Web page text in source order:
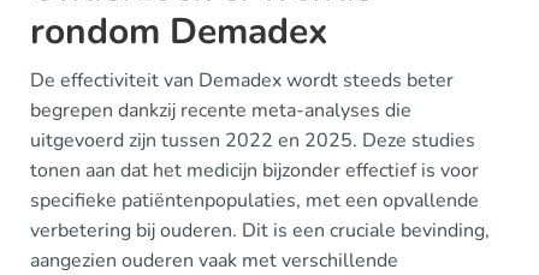
rondom Demadex
De effectiviteit van Demadex wordt steeds beter
begrepen dankzij recente meta-analyses die
uitgevoerd zijn tussen 2022 en 2025. Deze studies
tonen aan dat het medicijn bijzonder effectief is voor
specifieke patiëntenpopulaties, met een opvallende
verbetering bij ouderen. Dit is een cruciale bevinding,
aangezien ouderen vaak met verschillende